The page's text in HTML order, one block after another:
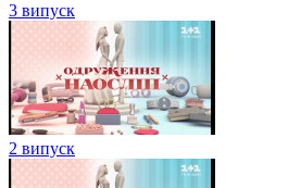
3 випуск
2 випуск